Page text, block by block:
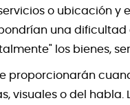
o ubicación y
una
los bienes,
proporcionarán
visuales o del